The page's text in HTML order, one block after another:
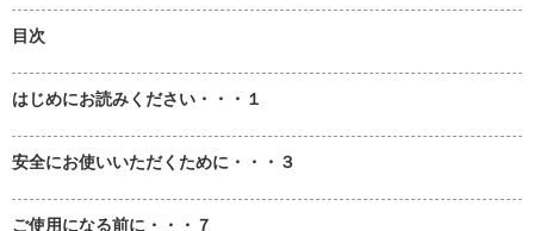
目次
はじめにお読みください・・・１
安全にお使いいただくために・・・３
ご使用になる前に・・・７